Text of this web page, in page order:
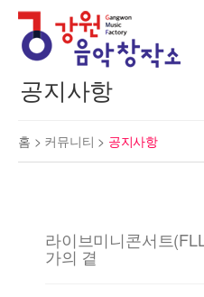
공지사항
홈 > 커뮤니티 > 공지사항
라이브미니콘서트
가의 곁